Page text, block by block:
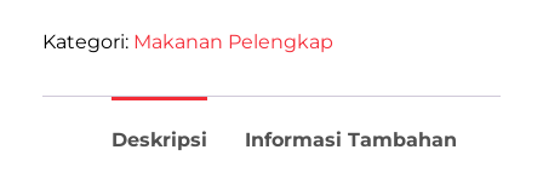
Kategori: Makanan Pelengkap
Deskripsi Informasi Tambahan